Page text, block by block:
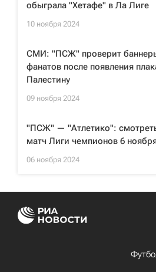
обыграла "Хетафе" в Ла Лиге
10 ноября 2024
СМИ: "ПСЖ" проверит
фанатов после появления
Палестину
09 ноября 2024
"ПСЖ" — "Атлетико":
матч Лиги чемпионов 6
06 ноября 2024